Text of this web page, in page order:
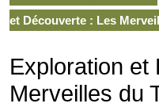
et Découverte : Les
Exploration et
Merveilles du